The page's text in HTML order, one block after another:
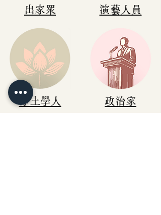
出家眾
淨土學人
演藝人員
​政治家